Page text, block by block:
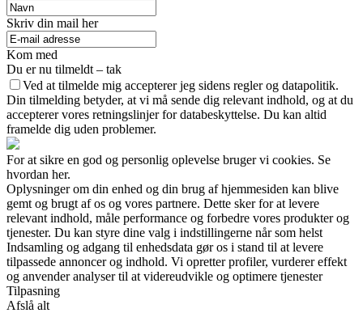
Skriv din mail her
Kom med
Du er nu tilmeldt – tak
Ved at tilmelde mig accepterer jeg sidens regler og datapolitik.
Din tilmelding betyder, at vi må sende dig relevant indhold, og at du
accepterer vores retningslinjer for databeskyttelse. Du kan altid
framelde dig uden problemer.
For at sikre en god og personlig oplevelse bruger vi cookies. Se
hvordan her.
Oplysninger om din enhed og din brug af hjemmesiden kan blive
gemt og brugt af os og vores partnere. Dette sker for at levere
relevant indhold, måle performance og forbedre vores produkter og
tjenester. Du kan styre dine valg i indstillingerne når som helst
Indsamling og adgang til enhedsdata gør os i stand til at levere
tilpassede annoncer og indhold. Vi opretter profiler, vurderer effekt
og anvender analyser til at videreudvikle og optimere tjenester
Tilpasning
Afslå alt